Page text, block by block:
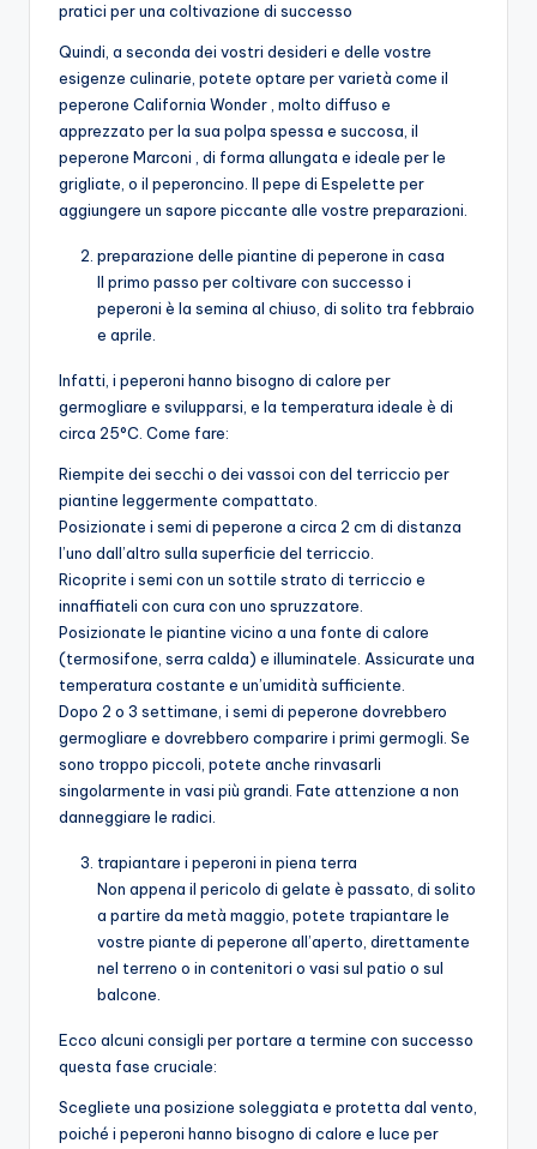
pratici per una coltivazione di successo
Quindi, a seconda dei vostri desideri e delle vostre
esigenze culinarie, potete optare per varietà come il
peperone California Wonder , molto diffuso e
apprezzato per la sua polpa spessa e succosa, il
peperone Marconi , di forma allungata e ideale per le
grigliate, o il peperoncino. Il pepe di Espelette per
aggiungere un sapore piccante alle vostre preparazioni.
preparazione delle piantine di peperone in casa
Il primo passo per coltivare con successo i
peperoni è la semina al chiuso, di solito tra febbraio
e aprile.
Infatti, i peperoni hanno bisogno di calore per
germogliare e svilupparsi, e la temperatura ideale è di
circa 25°C. Come fare:
Riempite dei secchi o dei vassoi con del terriccio per
piantine leggermente compattato.
Posizionate i semi di peperone a circa 2 cm di distanza
l’uno dall’altro sulla superficie del terriccio.
Ricoprite i semi con un sottile strato di terriccio e
innaffiateli con cura con uno spruzzatore.
Posizionate le piantine vicino a una fonte di calore
(termosifone, serra calda) e illuminatele. Assicurate una
temperatura costante e un’umidità sufficiente.
Dopo 2 o 3 settimane, i semi di peperone dovrebbero
germogliare e dovrebbero comparire i primi germogli. Se
sono troppo piccoli, potete anche rinvasarli
singolarmente in vasi più grandi. Fate attenzione a non
danneggiare le radici.
trapiantare i peperoni in piena terra
Non appena il pericolo di gelate è passato, di solito
a partire da metà maggio, potete trapiantare le
vostre piante di peperone all’aperto, direttamente
nel terreno o in contenitori o vasi sul patio o sul
balcone.
Ecco alcuni consigli per portare a termine con successo
questa fase cruciale:
Scegliete una posizione soleggiata e protetta dal vento,
poiché i peperoni hanno bisogno di calore e luce per